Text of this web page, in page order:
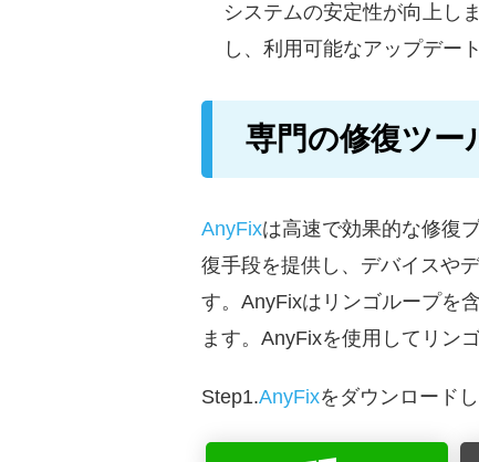
システムの安定性が向上し
し、利用可能なアップデー
専門の修復ツー
AnyFixは高速で効果的な修復
復手段を提供し、デバイスや
す。AnyFixはリンゴループを
ます。AnyFixを使用してリン
Step1.AnyFixをダウンロード